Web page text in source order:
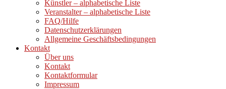
Künstler – alphabetische Liste
Veranstalter – alphabetische Liste
FAQ/Hilfe
Datenschutzerklärungen
Allgemeine Geschäftsbedingungen
Kontakt
Über uns
Kontakt
Kontaktformular
Impressum